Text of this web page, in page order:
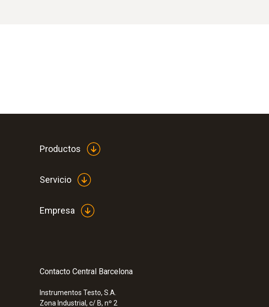
Productos
Servicio
Empresa
Contacto Central Barcelona
Instrumentos Testo, S.A.
Zona Industrial, c/ B, nº 2